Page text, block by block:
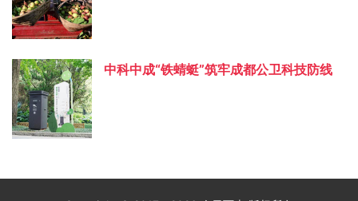
中科中成“铁蜻蜓”筑牢成都公卫科技防线